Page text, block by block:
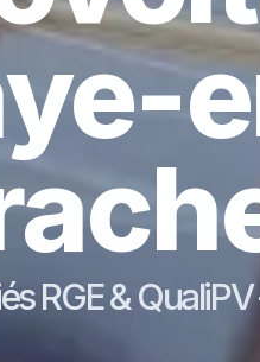
RGE &